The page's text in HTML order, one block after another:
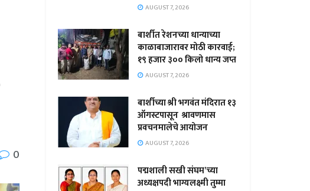
0
AUGUST 7, 2026
बार्शीत रेशनच्या धान्याच्या
काळाबाजारावर मोठी कारवाई;
१९ हजार ३०० किलो धान्य जप्त
AUGUST 7, 2026
बार्शीच्या श्री भगवंत मंदिरात १३
ऑगस्टपासून श्रावणमास
प्रवचनमालेचे आयोजन
AUGUST 7, 2026
पद्मशाली सखी संघम’च्या
अध्यक्षपदी भाग्यलक्ष्मी तुम्मा